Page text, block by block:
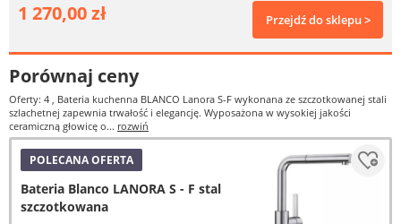
1 270,00 zł Przejdź do sklepu >
Porównaj ceny
Oferty: 4 , Bateria kuchenna BLANCO Lanora S-F wykonana ze szczotkowanej stali
szlachetnej zapewnia trwałość i elegancję. Wyposażona w wysokiej jakości
ceramiczną głowicę o... rozwiń
POLECANA OFERTA
Bateria Blanco LANORA S - F stal
szczotkowana